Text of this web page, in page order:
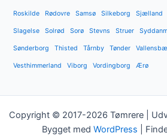
Roskilde Rødovre Samsø Silkeborg Sjælland
Slagelse Solrød Sorø Stevns Struer
Sønderborg Thisted Tårnby Tønder
Vesthimmerland Viborg Vordingborg Ærø
Copyright © 2017-2026 Tømrere |
Bygget med WordPress |